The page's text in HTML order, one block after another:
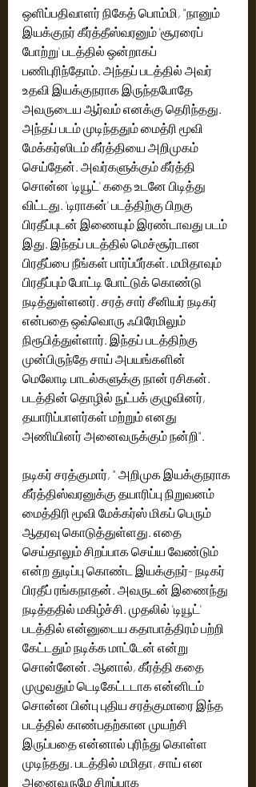
ஒளிப்பதிவாளர் நிகேத் பொம்மி, "நானும்
இயக்குநர் கீர்த்தீஸ்வரனும் 'சூரரைப்
போற்று' படத்தில் ஒன்றாகப்
பணிபுரிந்தோம். அந்தப் படத்தில் அவர்
உதவி இயக்குநராக இருந்தபோதே
அவருடைய ஆர்வம் எனக்கு தெரிந்தது.
அந்தப் படம் முடிந்ததும் மைத்ரி மூவி
மேக்கர்ஸிடம் கீர்த்தியை அறிமுகம்
செய்தேன். அவர்களுக்கும் கீர்த்தி
சொன்ன 'டியூட்' கதை உடனே பிடித்து
விட்டது. 'டிராகன்' படத்திற்கு பிறகு
பிரதீப்புடன் இணையும் இரண்டாவது படம்
இது. இந்தப் படத்தில் மெச்சூர்டான
பிரதீப்பை நீங்கள் பார்ப்பீர்கள். மமிதாவும்
பிரதீப்பும் போட்டி போட்டுக் கொண்டு
நடித்துள்ளனர். சரத் சார் சீனியர் நடிகர்
என்பதை ஒவ்வொரு ஃபிரேமிலும்
நிரூபித்துள்ளார். இந்தப் படத்திற்கு
முன்பிருந்தே சாய் அபயங்களின்
மெலோடி பாடல்களுக்கு நான் ரசிகன்.
படத்தின் தொழில் நுட்பக் குழுவினர்,
தயாரிப்பாளர்கள் மற்றும் எனது
அணியினர் அனைவருக்கும் நன்றி".
நடிகர் சரத்குமார், " அறிமுக இயக்குநராக
கீர்த்திஸ்வரனுக்கு தயாரிப்பு நிறுவனம்
மைத்திரி மூவி மேக்கர்ஸ் மிகப் பெரும்
ஆதரவு கொடுத்துள்ளது. எதை
செய்தாலும் சிறப்பாக செய்ய வேண்டும்
என்ற துடிப்பு கொண்ட இயக்குநர்- நடிகர்
பிரதீப் ரங்கநாதன். அவருடன் இணைந்து
நடித்ததில் மகிழ்ச்சி. முதலில் 'டியூட்'
படத்தில் என்னுடைய கதாபாத்திரம் பற்றி
கேட்டதும் நடிக்க மாட்டேன் என்று
சொன்னேன். ஆனால், கீர்த்தி கதை
முழுவதும் டெடிகேட்டடாக என்னிடம்
சொன்ன பின்பு புதிய சரத்குமாரை இந்த
படத்தில் காண்பதற்கான முயற்சி
இருப்பதை என்னால் புரிந்து கொள்ள
முடிந்தது. படத்தில் மமிதா, சாய் என
அனைவருமே சிறப்பாக